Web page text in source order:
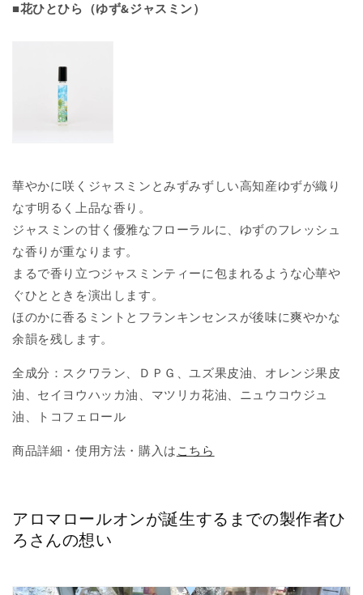
■花ひとひら（ゆず&ジャスミン）
華やかに咲くジャスミンとみずみずしい高知産ゆずが織り
なす明るく上品な香り。
ジャスミンの甘く優雅なフローラルに、 ゆずのフレッシュ
な香りが重なります。
まるで香り立つジャスミンティーに包まれるような心華や
ぐひとときを演出します。
ほのかに香るミントとフランキンセンスが後味に爽やかな
余韻を残します。
全成分：スクワラン、ＤＰＧ、ユズ果皮油、オレンジ果皮
油、セイヨウハッカ油、マツリカ花油、ニュウコウジュ
油、トコフェロール
商品詳細・使用方法・購入は こちら
アロマロールオンが誕生するまでの製作者ひ
ろさんの想い